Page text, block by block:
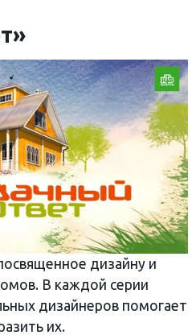
дизайну и
В каждой серии
дизайнеров помогает
их.